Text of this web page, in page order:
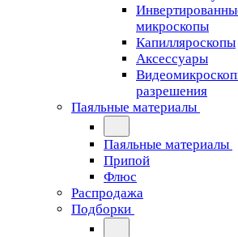
микроскопы
Капилляроскопы
Аксессуары
разрешения
Паяльные материалы
Паяльные материалы
Припой
Флюс
Распродажа
Подборки